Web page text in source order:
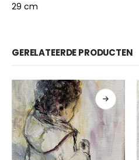
29 cm
GERELATEERDE PRODUCTEN